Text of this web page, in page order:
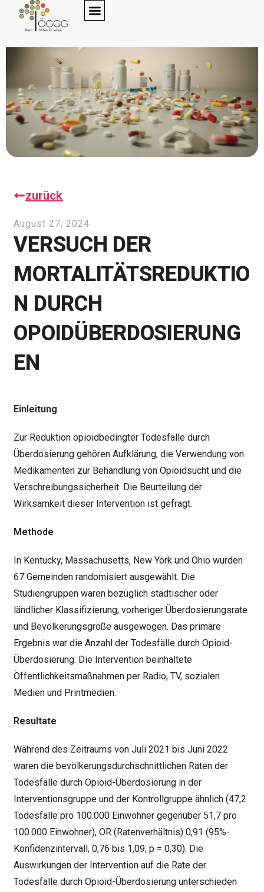
zurück
August 27, 2024
VERSUCH DER
MORTALITÄTSREDUKTIO
N DURCH
OPOIDÜBERDOSIERUNG
EN
Einleitung
Zur Reduktion opioidbedingter Todesfälle durch
Überdosierung gehören Aufklärung, die Verwendung von
Medikamenten zur Behandlung von Opioidsucht und die
Verschreibungssicherheit. Die Beurteilung der
Wirksamkeit dieser Intervention ist gefragt.
Methode
In Kentucky, Massachusetts, New York und Ohio wurden
67 Gemeinden randomisiert ausgewählt. Die
Studiengruppen waren bezüglich städtischer oder
ländlicher Klassifizierung, vorheriger Überdosierungsrate
und Bevölkerungsgröße ausgewogen. Das primäre
Ergebnis war die Anzahl der Todesfälle durch Opioid-
Überdosierung. Die Intervention beinhaltete
Öffentlichkeitsmaßnahmen per Radio, TV, sozialen
Medien und Printmedien.
Resultate
Während des Zeitraums von Juli 2021 bis Juni 2022
waren die bevölkerungsdurchschnittlichen Raten der
Todesfälle durch Opioid-Überdosierung in der
Interventionsgruppe und der Kontrollgruppe ähnlich (47,2
Todesfälle pro 100.000 Einwohner gegenüber 51,7 pro
100.000 Einwohner), OR (Ratenverhältnis) 0,91 (95%-
Konfidenzintervall, 0,76 bis 1,09; p = 0,30). Die
Auswirkungen der Intervention auf die Rate der
Todesfälle durch Opioid-Überdosierung unterschieden